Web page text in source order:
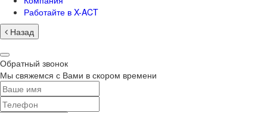
Работайте в X-ACT
Назад
Обратный звонок
Мы свяжемся с Вами в скором времени